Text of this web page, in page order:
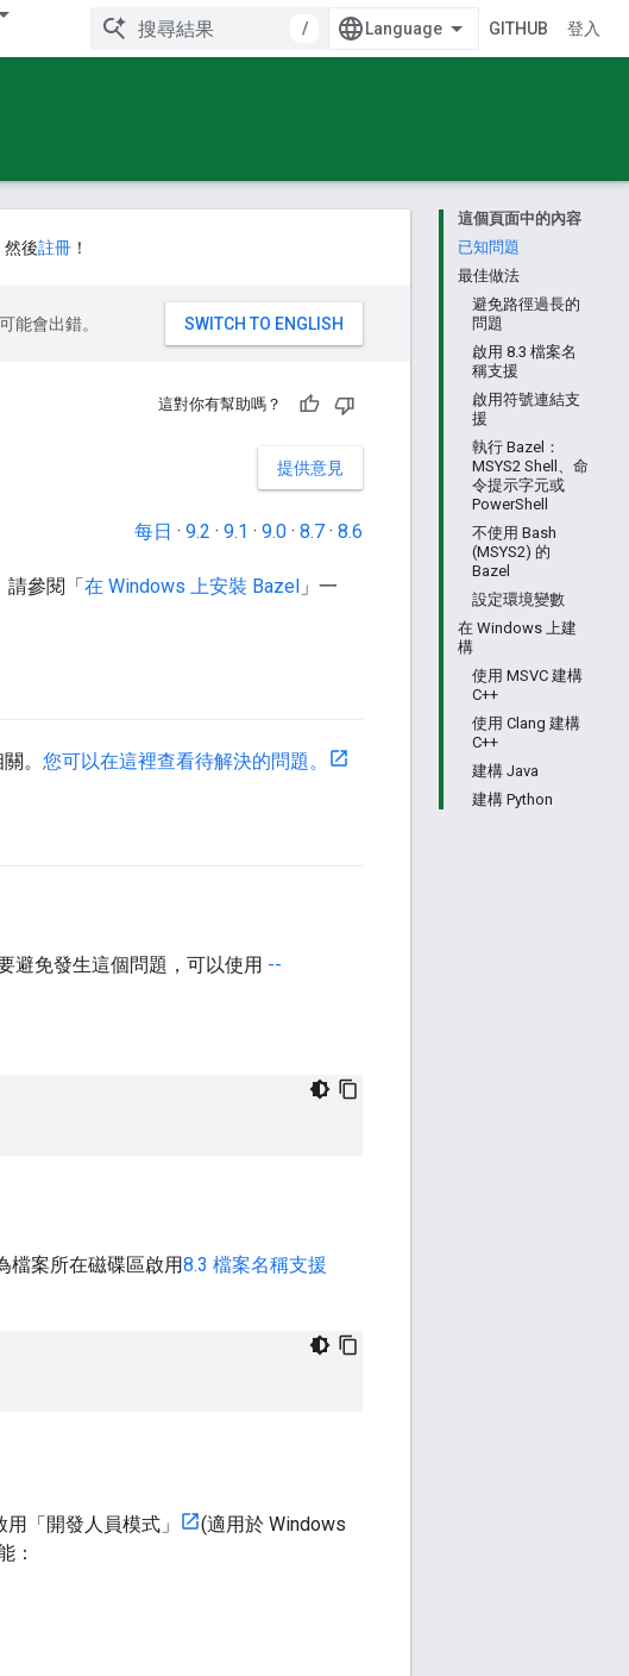
/ GITHUB 登入
這個頁面中的內容
已知問題
最佳做法
避免路徑過長的
問題
啟用 8.3 檔案名
稱支援
啟用符號連結支
援
執行 Bazel：
MSYS2 Shell、命
令提示字元或
PowerShell
不使用 Bash
(MSYS2) 的
Bazel
設定環境變數
在 Windows 上建
構
使用 MSVC 建構
C++
使用 Clang 建構
C++
建構 Java
建構 Python
然後註冊 ！
能會出錯。
這對你有幫助嗎？
提供意見
每日 · 9.2 · 9.1 · 9.0 · 8.7 · 8.6
請參閱「在 Windows 上安裝 Bazel 」一
。 您可以在這裡查看待解決的問題。
避免發生這個問題，可以使用 --
檔案所在磁碟區啟用8.3 檔案名稱支援
「開發人員模式」
(適用於 Windows
：